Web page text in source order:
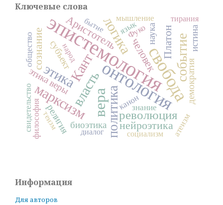
Ключевые слова
эпистемологиясвобода
онтология
вера
Кант событие
этикавласть
марксизм
логика
политикареволюция
человек
сознание Платон
нейроэтика
Аристотель
субъект
наука
религия
этика веры демократия
истина
биоэтика
философия
мышление
канонзнание
Фуко
атеизм
общество
язык
тирания
социализм
диалог
свидетельство
народ
теизм
бытие
Информация
Для авторов